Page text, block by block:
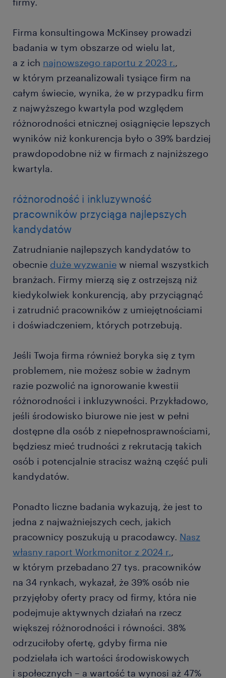
Firma konsultingowa McKinsey prowadzi
badania w tym obszarze od wielu lat,
a z ich najnowszego raportu z 2023 r.,
w którym przeanalizowali tysiące firm na
całym świecie, wynika, że w przypadku firm
z najwyższego kwartyla pod względem
różnorodności etnicznej osiągnięcie lepszych
wyników niż konkurencja było o 39% bardziej
prawdopodobne niż w firmach z najniższego
kwartyla.
różnorodność i inkluzywność
pracowników przyciąga najlepszych
kandydatów
Zatrudnianie najlepszych kandydatów to
obecnie duże wyzwanie w niemal wszystkich
branżach. Firmy mierzą się z ostrzejszą niż
kiedykolwiek konkurencją, aby przyciągnąć
i zatrudnić pracowników z umiejętnościami
i doświadczeniem, których potrzebują.
Jeśli Twoja firma również boryka się z tym
problemem, nie możesz sobie w żadnym
razie pozwolić na ignorowanie kwestii
różnorodności i inkluzywności. Przykładowo,
jeśli środowisko biurowe nie jest w pełni
dostępne dla osób z niepełnosprawnościami,
będziesz mieć trudności z rekrutacją takich
osób i potencjalnie stracisz ważną część puli
kandydatów.
Ponadto liczne badania wykazują, że jest to
jedna z najważniejszych cech, jakich
pracownicy poszukują u pracodawcy. Nasz
własny raport Workmonitor z 2024 r.,
w którym przebadano 27 tys. pracowników
na 34 rynkach, wykazał, że 39% osób nie
przyjęłoby oferty pracy od firmy, która nie
podejmuje aktywnych działań na rzecz
większej różnorodności i równości. 38%
odrzuciłoby ofertę, gdyby firma nie
podzielała ich wartości środowiskowych
i społecznych – a wartość ta wynosi aż 47%